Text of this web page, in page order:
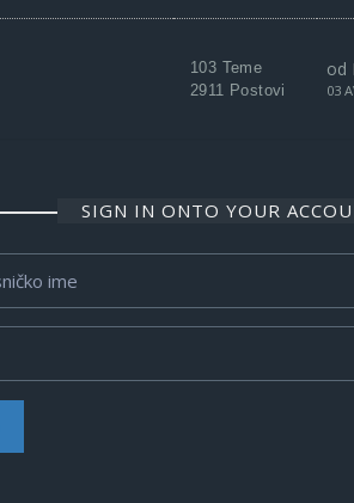
103 Teme
2911 Postovi
od
03
SIGN IN ONTO YOUR